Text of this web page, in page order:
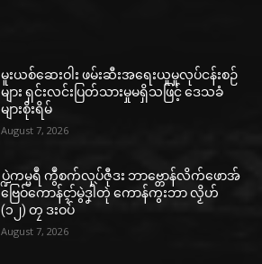
မူးယစ်ဆေးဝါး ဖမ်းဆီးအရေးယူမှုလုပ်ငန်းစဉ်
များ ရှင်းလင်းပြတ်သားမှုမရှိသဖြင့် ဒေသခံ
များစိုးရိမ်
August 7, 2026
ပ္ဍဲကမ္မရဳ ကွဳစက်လုပ်ဇီုဒး ဘာဗ္တောန်လိက်ဖောအ်
ဗြေဝ်ကောန်ၚာ်မွဲဒၞါဲတုဲ ကောန်ကွးဘာ လၟိဟ်
(၁၂) တၠ ဒးဝပ်
August 7, 2026